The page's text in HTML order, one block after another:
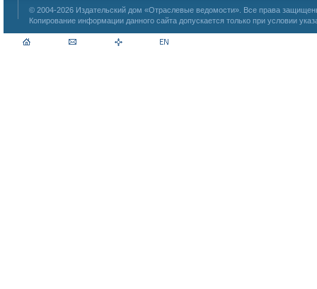
© 2004-2026 Издательский дом «Отраслевые ведомости» . Все права
Копирование информации данного сайта допускается только при условии